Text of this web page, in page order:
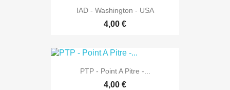
IAD - Washington - USA
4,00 €
PTP - Point A Pitre -...
4,00 €